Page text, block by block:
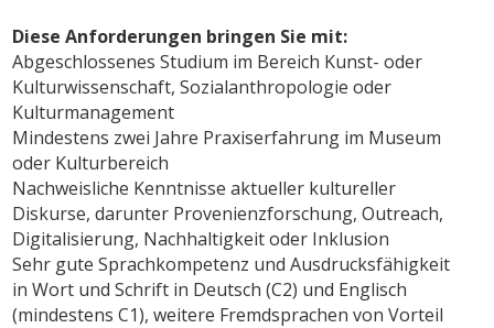
Diese Anforderungen bringen Sie mit:
Abgeschlossenes Studium im Bereich Kunst- oder
Kulturwissenschaft, Sozialanthropologie oder
Kulturmanagement
Mindestens zwei Jahre Praxiserfahrung im Museum
oder Kulturbereich
Nachweisliche Kenntnisse aktueller kultureller
Diskurse, darunter Provenienzforschung, Outreach,
Digitalisierung, Nachhaltigkeit oder Inklusion
Sehr gute Sprachkompetenz und Ausdrucksfähigkeit
in Wort und Schrift in Deutsch (C2) und Englisch
(mindestens C1), weitere Fremdsprachen von Vorteil